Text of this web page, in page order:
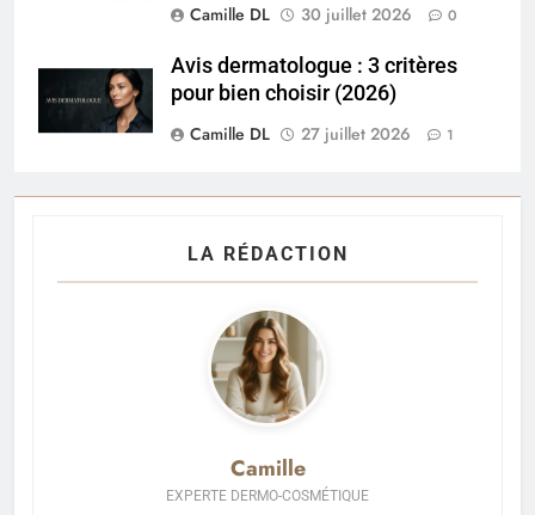
Camille DL
30 juillet 2026 0
Avis dermatologue : 3 critères
pour bien choisir (2026)
Camille DL
27 juillet 2026 1
LA RÉDACTION
Camille
EXPERTE DERMO-COSMÉTIQUE